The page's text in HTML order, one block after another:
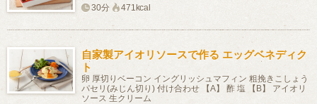
30分
471kcal
自家製アイオリソースで作る エッグベネディク
ト
卵 厚切りベーコン イングリッシュマフィン 粗挽きこしょう
パセリ(みじん切り) 付け合わせ 【A】 酢 塩 【B】 アイオリ
ソース 生クリーム